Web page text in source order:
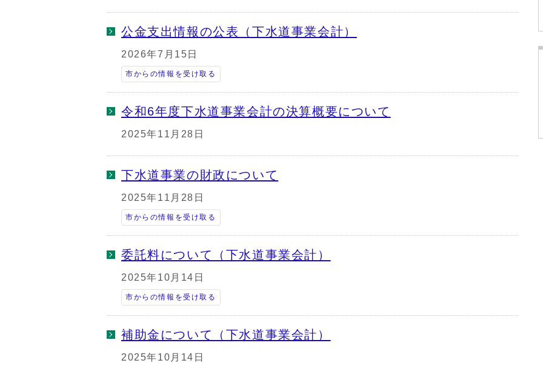
公金支出情報の公表（下水道事業会計）
2026年7月15日
市からの情報を受け取る
令和6年度下水道事業会計の決算概要について
2025年11月28日
下水道事業の財政について
2025年11月28日
市からの情報を受け取る
委託料について（下水道事業会計）
2025年10月14日
市からの情報を受け取る
補助金について（下水道事業会計）
2025年10月14日